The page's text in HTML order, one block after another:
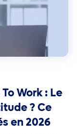
Work : Le
? Ce
en 2026